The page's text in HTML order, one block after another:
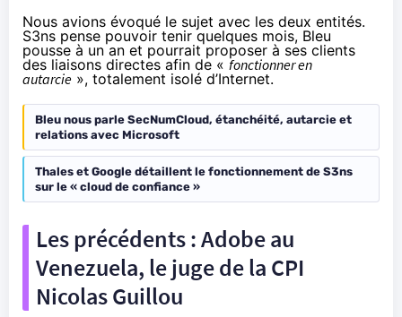
Nous avions évoqué le sujet avec les deux entités.
S3ns pense pouvoir tenir quelques mois, Bleu
pousse à un an et pourrait proposer à ses clients
des liaisons directes afin de « fonctionner en
autarcie », totalement isolé d’Internet.
Bleu nous parle SecNumCloud, étanchéité, autarcie et
relations avec Microsoft
Thales et Google détaillent le fonctionnement de S3ns
sur le « cloud de confiance »
Les précédents : Adobe au
Venezuela, le juge de la CPI
Nicolas Guillou